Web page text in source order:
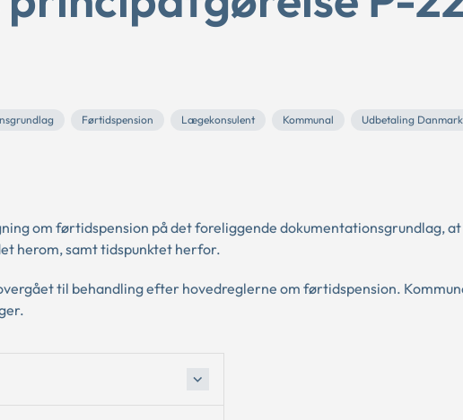
Førtidspension Lægekonsulent Kommunal
Udbetaling Danmark
om førtidspension på det foreliggende dokumentationsgrundlag, at
herom, samt tidspunktet herfor.
til behandling efter hovedreglerne om førtidspension.